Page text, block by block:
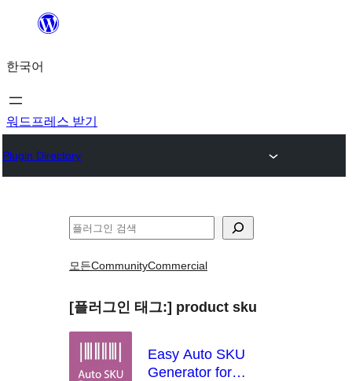
츠
로
바
가
한국어
워드프레스 받기
Plugin Directory
검
모든CommunityCommercial
[플러그인 태그:] product sku
Easy Auto SKU
Generator for